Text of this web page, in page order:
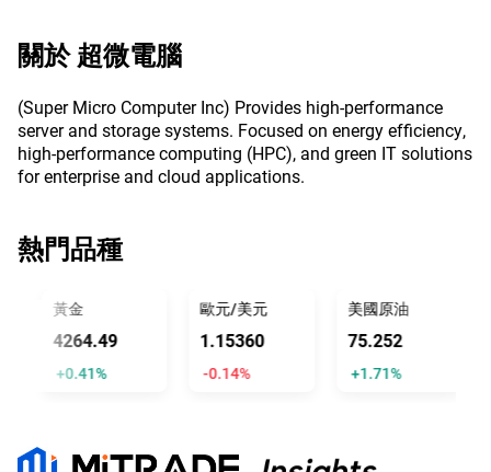
關於超微電腦
(Super Micro Computer Inc) Provides high-performance
server and storage systems. Focused on energy efficiency,
high-performance computing (HPC), and green IT solutions
for enterprise and cloud applications.
熱門品種
黃金
4264.58
+0.41%
歐元/美元
1.15344
-0.15%
美國原油
75.246
+1.70%